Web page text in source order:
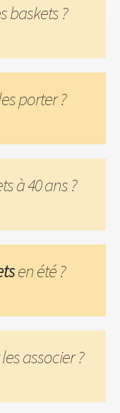
baskets ?
porter ?
à 40 ans ?
en été ?
associer ?